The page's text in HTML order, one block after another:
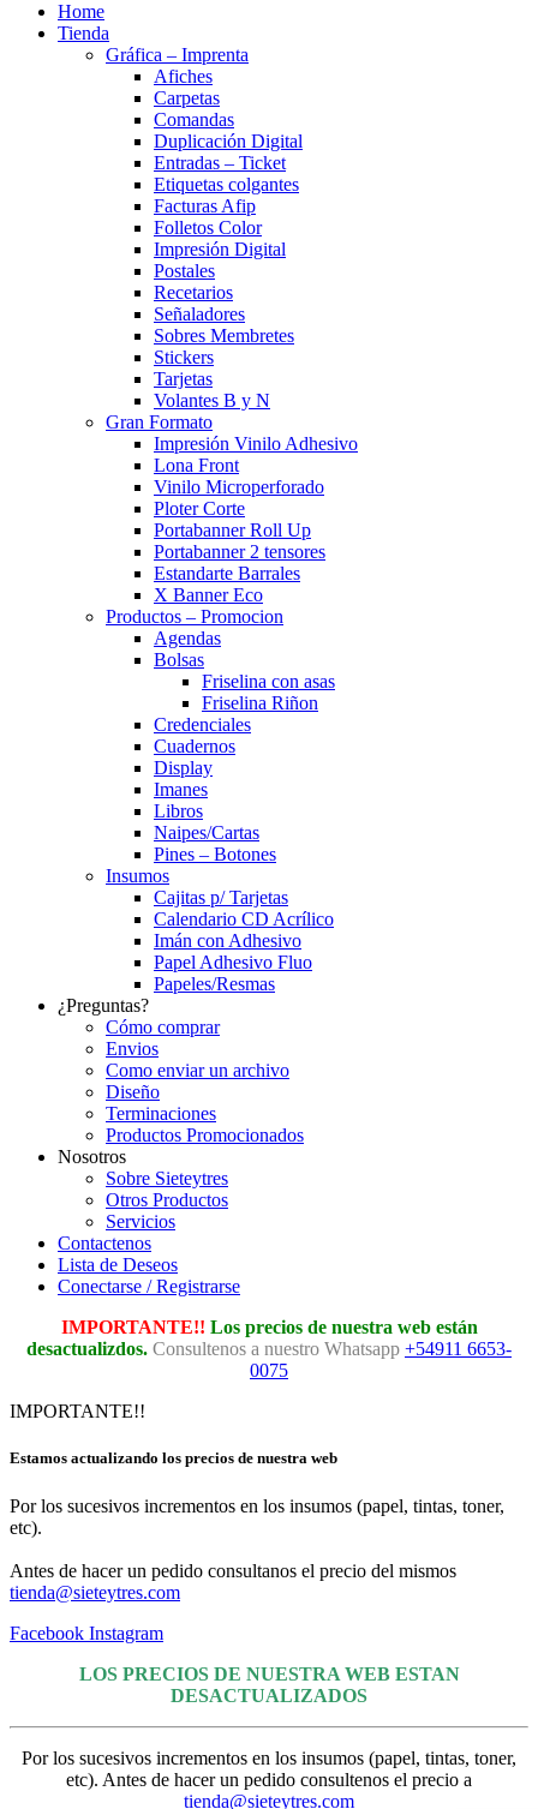
Home
Tienda
Gráfica – Imprenta
Afiches
Carpetas
Comandas
Duplicación Digital
Entradas – Ticket
Etiquetas colgantes
Facturas Afip
Folletos Color
Impresión Digital
Postales
Recetarios
Señaladores
Sobres Membretes
Stickers
Tarjetas
Volantes B y N
Gran Formato
Impresión Vinilo Adhesivo
Lona Front
Vinilo Microperforado
Ploter Corte
Portabanner Roll Up
Portabanner 2 tensores
Estandarte Barrales
X Banner Eco
Productos – Promocion
Agendas
Bolsas
Friselina con asas
Friselina Riñon
Credenciales
Cuadernos
Display
Imanes
Libros
Naipes/Cartas
Pines – Botones
Insumos
Cajitas p/ Tarjetas
Calendario CD Acrílico
Imán con Adhesivo
Papel Adhesivo Fluo
Papeles/Resmas
¿Preguntas?
Cómo comprar
Envios
Como enviar un archivo
Diseño
Terminaciones
Productos Promocionados
Nosotros
Sobre Sieteytres
Otros Productos
Servicios
Contactenos
Lista de Deseos
Conectarse / Registrarse
IMPORTANTE!! Los precios de nuestra web están
desactualizdos. Consultenos a nuestro Whatsapp +54911 6653-
0075
IMPORTANTE!!
Estamos actualizando los precios de nuestra web
Por los sucesivos incrementos en los insumos (papel, tintas, toner,
etc).
Antes de hacer un pedido consultanos el precio del mismos
tienda@sieteytres.com
Facebook Instagram
LOS PRECIOS DE NUESTRA WEB ESTAN
DESACTUALIZADOS
Por los sucesivos incrementos en los insumos (papel, tintas, toner,
etc). Antes de hacer un pedido consultenos el precio a
tienda@sieteytres.com